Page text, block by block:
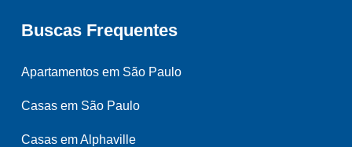
Buscas Frequentes
Apartamentos em São Paulo
Casas em São Paulo
Casas em Alphaville